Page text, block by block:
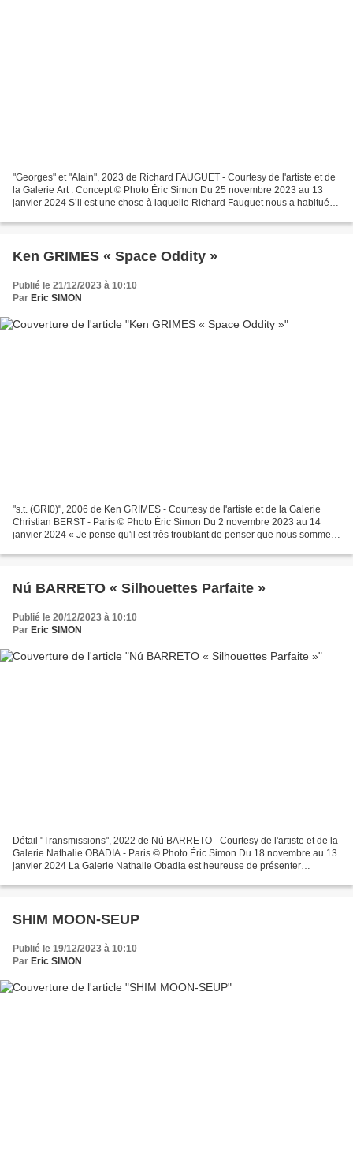
"Georges" et "Alain", 2023 de Richard FAUGUET - Courtesy de l'artiste et de
la Galerie Art : Concept © Photo Éric Simon Du 25 novembre 2023 au 13
janvier 2024 S’il est une chose à laquelle Richard Fauguet nous a habitués,
Ken GRIMES « Space Oddity »
Publié le 21/12/2023 à 10:10
Par Eric SIMON
"s.t. (GRI0)", 2006 de Ken GRIMES - Courtesy de l'artiste et de la Galerie
Christian BERST - Paris © Photo Éric Simon Du 2 novembre 2023 au 14
janvier 2024 « Je pense qu'il est très troublant de penser que nous sommes
Nú BARRETO « Silhouettes Parfaite »
Publié le 20/12/2023 à 10:10
Par Eric SIMON
Détail "Transmissions", 2022 de Nú BARRETO - Courtesy de l'artiste et de la
Galerie Nathalie OBADIA - Paris © Photo Éric Simon Du 18 novembre au 13
janvier 2024 La Galerie Nathalie Obadia est heureuse de présenter
SHIM MOON-SEUP
Publié le 19/12/2023 à 10:10
Par Eric SIMON